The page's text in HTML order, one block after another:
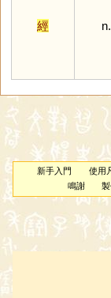
經 n.
新手入門 使用
鳴謝